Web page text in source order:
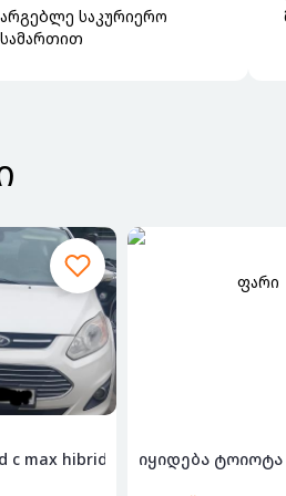
საკურიერო
ე ბ ა ford c max hibridi sel 2012 დან...